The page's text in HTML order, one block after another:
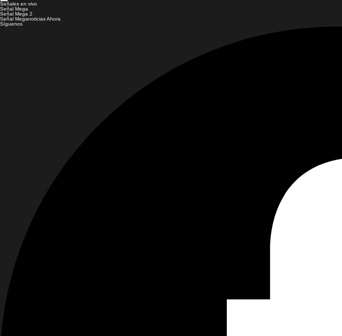
Señales en vivo
Señal Mega
Señal Mega 2
Señal Meganoticias Ahora
Síguenos